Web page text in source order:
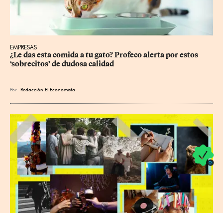
EMPRESAS
¿Le das esta comida a tu gato? Profeco alerta por estos
‘sobrecitos’ de dudosa calidad
Por Redacción El Economista